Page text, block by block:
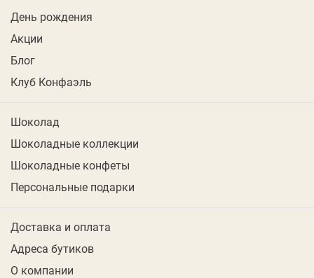
День рождения
Акции
Блог
Клуб Конфаэль
Шоколад
Шоколадные коллекции
Шоколадные конфеты
Персональные подарки
Доставка и оплата
Адреса бутиков
О компании